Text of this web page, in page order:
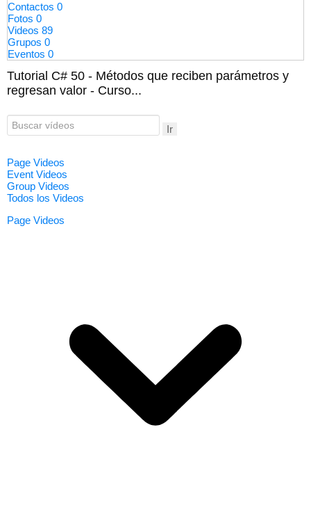
Contactos 0
Fotos 0
Videos 89
Grupos 0
Eventos 0
Tutorial C# 50 - Métodos que reciben parámetros y
regresan valor - Curso...
Ir
Page Videos
Event Videos
Group Videos
Todos los Videos
Page Videos